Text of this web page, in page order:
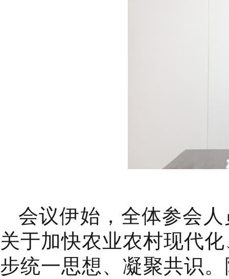
会议伊始，全体参会
关于加快农业农村现代
步统一思想、凝聚共识